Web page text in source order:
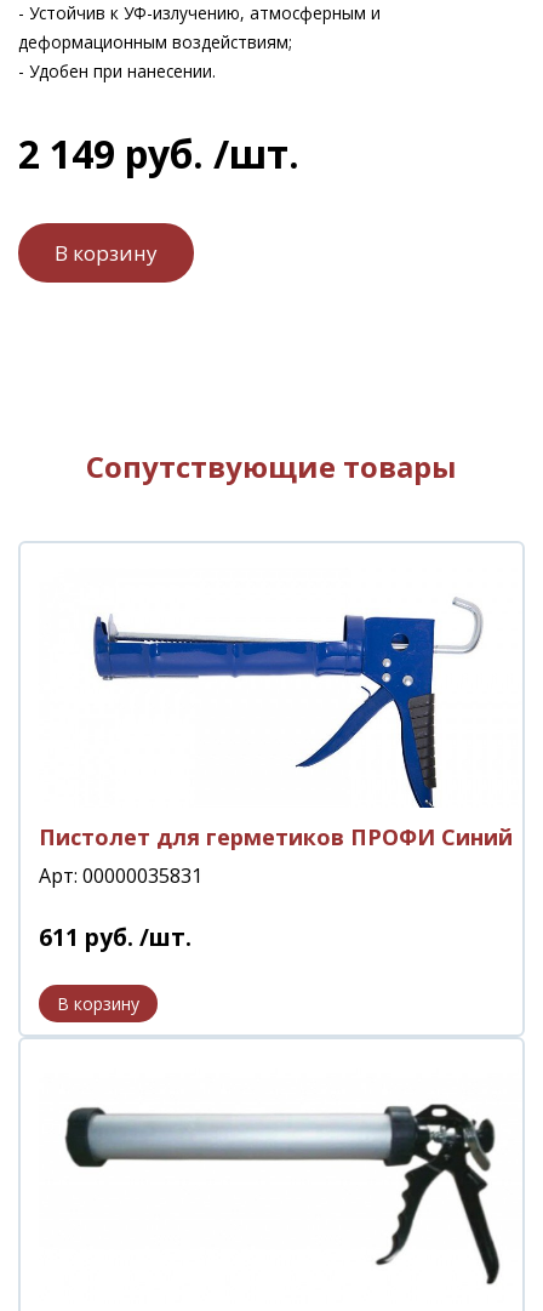
- Устойчив к УФ-излучению, атмосферным и
деформационным воздействиям;
- Удобен при нанесении.
2 149 руб. /шт.
Сопутствующие товары
Пистолет для герметиков ПРОФИ Синий
Арт: 00000035831
611 руб. /шт.